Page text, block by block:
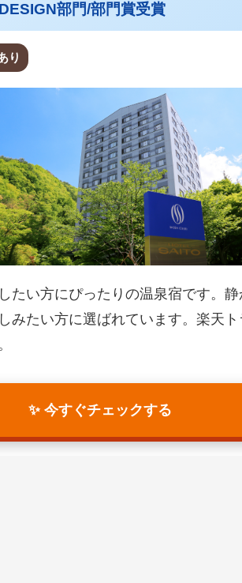
部門/部門賞受賞
り
い方にぴったりの温泉宿です。
みたい方に選ばれています。楽天
✨ 今すぐチェックする